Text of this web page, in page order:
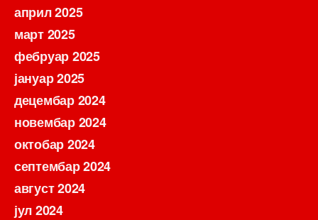
април 2025
март 2025
фебруар 2025
јануар 2025
децембар 2024
новембар 2024
октобар 2024
септембар 2024
август 2024
јул 2024